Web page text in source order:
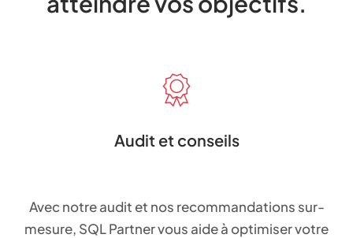
Audit et conseils
Avec notre audit et nos recommandations sur-
mesure, SQL Partner vous aide à optimiser votre